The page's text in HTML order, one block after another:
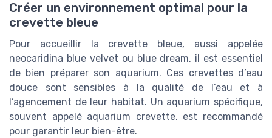
Créer un environnement optimal pour la
crevette bleue
Pour accueillir la crevette bleue, aussi appelée
neocaridina blue velvet ou blue dream, il est essentiel
de bien préparer son aquarium. Ces crevettes d’eau
douce sont sensibles à la qualité de l’eau et à
l’agencement de leur habitat. Un aquarium spécifique,
souvent appelé aquarium crevette, est recommandé
pour garantir leur bien-être.